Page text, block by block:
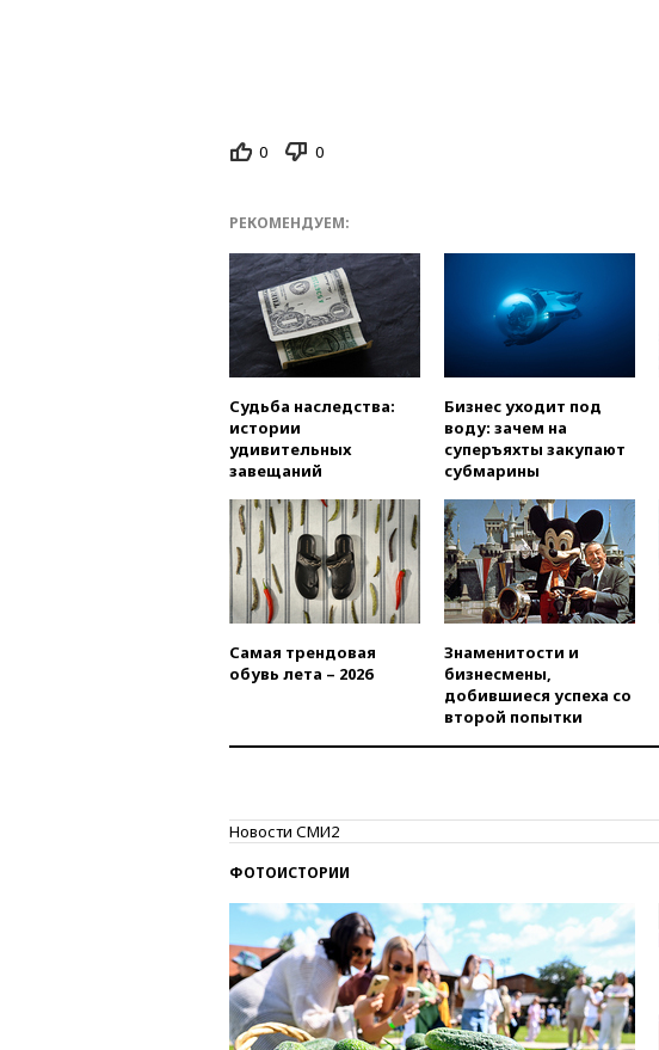
0 0
РЕКОМЕНДУЕМ:
Судьба наследства:
истории
удивительных
завещаний
Бизнес уходит под
воду: зачем на
суперъяхты закупают
субмарины
Самая трендовая
обувь лета – 2026
Знаменитости и
бизнесмены,
добившиеся успеха со
второй попытки
Новости СМИ2
ФОТОИСТОРИИ